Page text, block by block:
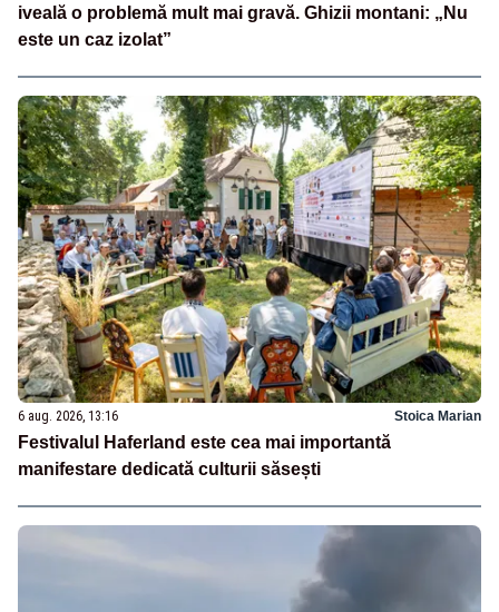
iveală o problemă mult mai gravă. Ghizii montani: „Nu
este un caz izolat”
6 aug. 2026, 13:16 Stoica Marian
Festivalul Haferland este cea mai importantă
manifestare dedicată culturii săsești